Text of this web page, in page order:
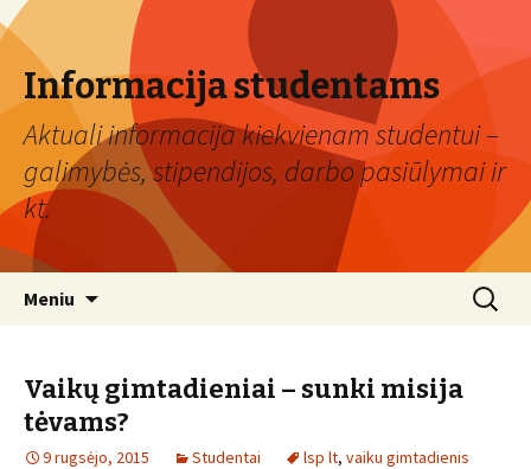
Informacija studentams
Aktuali informacija kiekvienam studentui –
galimybės, stipendijos, darbo pasiūlymai ir
kt.
Meniu Ieškoti:
Vaikų gimtadieniai – sunki misija
tėvams?
9 rugsėjo, 2015 Studentai lsp lt, vaiku gimtadienis